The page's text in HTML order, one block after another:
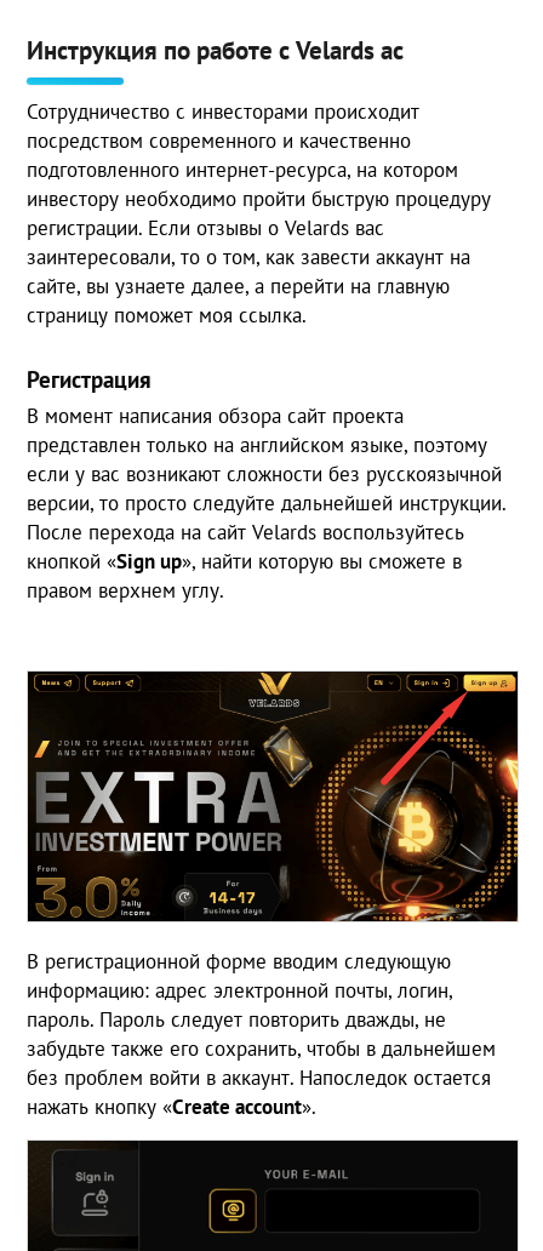
Инструкция по работе с Velards ac
Сотрудничество с инвесторами происходит
посредством современного и качественно
подготовленного интернет-ресурса, на котором
инвестору необходимо пройти быструю процедуру
регистрации. Если отзывы о Velards вас
заинтересовали, то о том, как завести аккаунт на
сайте, вы узнаете далее, а перейти на главную
страницу поможет моя ссылка.
Регистрация
В момент написания обзора сайт проекта
представлен только на английском языке, поэтому
если у вас возникают сложности без русскоязычной
версии, то просто следуйте дальнейшей инструкции.
После перехода на сайт Velards воспользуйтесь
кнопкой «Signup», найти которую вы сможете в
правом верхнем углу.
В регистрационной форме вводим следующую
информацию: адрес электронной почты, логин,
пароль. Пароль следует повторить дважды, не
забудьте также его сохранить, чтобы в дальнейшем
без проблем войти в аккаунт. Напоследок остается
нажать кнопку «Createaccount».